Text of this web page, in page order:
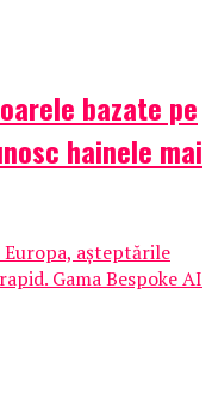
bazate pe
hainele mai
așteptările
Gama Bespoke AI